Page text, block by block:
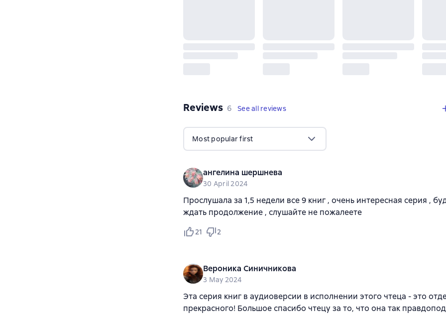
Reviews 6 reviews
6 See all reviews
Most popular first
ангелина шершнева
30 April 2024
Прослушала за 1,5 недели все 9 книг , очень интересная серия ,
ждать продолжение , слушайте не пожалеете
21 2
Вероника Синичникова
3 May 2024
Эта серия книг в аудиоверсии в исполнении этого чтеца - это
прекрасного! Большое спасибо чтецу за то, что она так